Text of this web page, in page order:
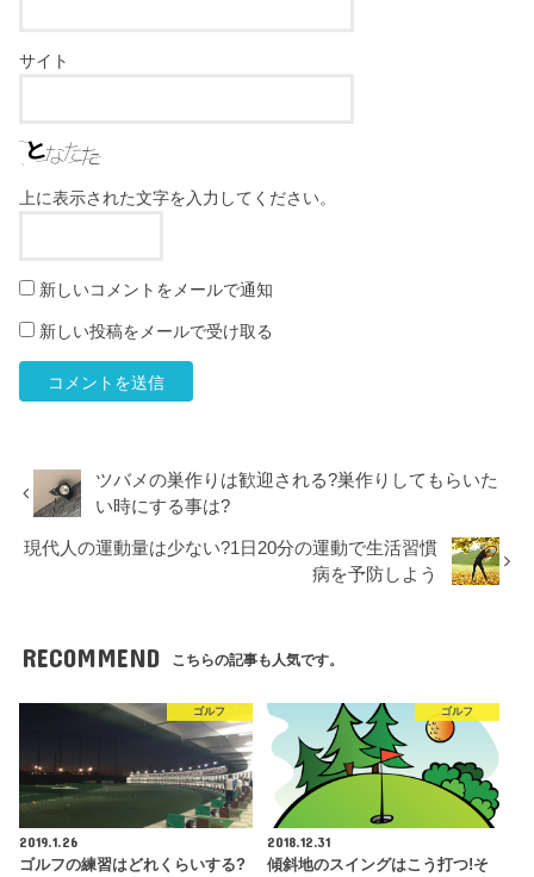
サイト
上に表示された文字を入力してください。
新しいコメントをメールで通知
新しい投稿をメールで受け取る
ツバメの巣作りは歓迎される?巣作りしてもらいた
い時にする事は?
現代人の運動量は少ない?1日20分の運動で生活習慣
病を予防しよう
RECOMMEND こちらの記事も人気です。
ゴルフ
2019.1.26
ゴルフの練習はどれくらいする?
ゴルフ
2018.12.31
傾斜地のスイングはこう打つ!そ